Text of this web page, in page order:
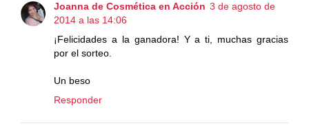
Joanna de Cosmética en Acción 3 de agosto de
2014 a las 14:06
¡Felicidades a la ganadora! Y a ti, muchas gracias
por el sorteo.
Un beso
Responder